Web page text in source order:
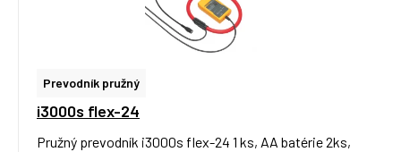
Prevodník pružný
i3000s flex-24
Pružný prevodník i3000s flex-24 1 ks, AA batérie 2ks,